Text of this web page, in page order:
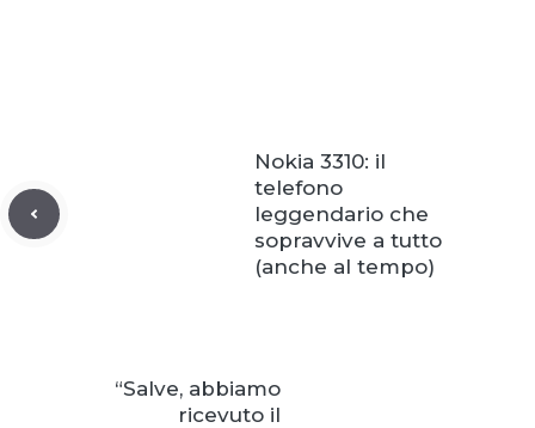
Nokia 3310: il
telefono
leggendario che
sopravvive a tutto
(anche al tempo)
“Salve, abbiamo
ricevuto il